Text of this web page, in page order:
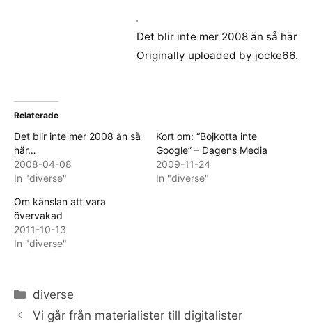
Det blir inte mer 2008 än så här
Originally uploaded by jocke66.
Relaterade
Det blir inte mer 2008 än så
här…
2008-04-08
In "diverse"
Kort om: “Bojkotta inte
Google” – Dagens Media
2009-11-24
In "diverse"
Om känslan att vara
övervakad
2011-10-13
In "diverse"
Categories
diverse
Vi går från materialister till digitalister